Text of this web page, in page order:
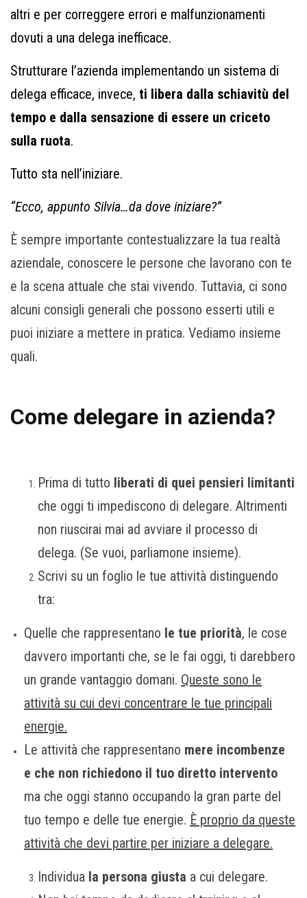
altri e per correggere errori e malfunzionamenti
dovuti a una delega inefficace.
Strutturare l’azienda implementando un sistema di
delega efficace, invece, ti libera dalla schiavitù del
tempo e dalla sensazione di essere un criceto
sulla ruota.
Tutto sta nell’iniziare.
“Ecco, appunto Silvia…da dove iniziare?”
È sempre importante contestualizzare la tua realtà
aziendale, conoscere le persone che lavorano con te
e la scena attuale che stai vivendo. Tuttavia, ci sono
alcuni consigli generali che possono esserti utili e
puoi iniziare a mettere in pratica. Vediamo insieme
quali.
Come delegare in azienda?
Prima di tutto liberati di quei pensieri limitanti
che oggi ti impediscono di delegare. Altrimenti
non riuscirai mai ad avviare il processo di
delega. (Se vuoi, parliamone insieme).
Scrivi su un foglio le tue attività distinguendo
tra:
Quelle che rappresentano le tue priorità, le cose
davvero importanti che, se le fai oggi, ti darebbero
un grande vantaggio domani. Queste sono le
attività su cui devi concentrare le tue principali
energie.
Le attività che rappresentano mere incombenze
e che non richiedono il tuo diretto intervento
ma che oggi stanno occupando la gran parte del
tuo tempo e delle tue energie. È proprio da queste
attività che devi partire per iniziare a delegare.
Individua la persona giusta a cui delegare.